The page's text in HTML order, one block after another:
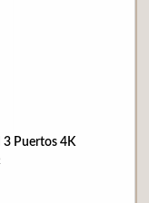
Puertos 4K